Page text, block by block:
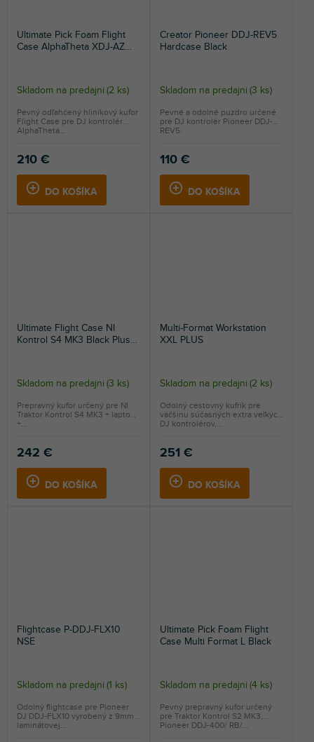
Ultimate Pick Foam Flight
Case AlphaTheta XDJ-AZ
Skladom na predajni (2 ks)
210 €
DO KOŠÍKA
Pevný odľahčený hliníkový kufor
Flight Case pre DJ kontrolér
AlphaTheta...
Creator Pioneer DDJ-REV5
Hardcase Black
Skladom na predajni (3 ks)
110 €
DO KOŠÍKA
Pevné a odolné puzdro určené
pre DJ kontrolér Pioneer DDJ-
REV5.
Ultimate Flight Case NI
Kontrol S4 MK3 Black Plus
Skladom na predajni (3 ks)
242 €
DO KOŠÍKA
Prepravný kufor určený pre NI
Traktor Kontrol S4 MK3 + laptop
+...
Multi-Format Workstation
XXL PLUS
Skladom na predajni (2 ks)
251 €
DO KOŠÍKA
Odolný cestovný kufrík pre
väčšinu súčasných extra veľkých
DJ kontrolérov,...
Flightcase P-DDJ-FLX10
NSE
Skladom na predajni (1 ks)
Odolný flightcase pre Pioneer
DJ DDJ-FLX10 vyrobený z 9mm
laminátovej...
Ultimate Pick Foam Flight
Case Multi Format L Black
Skladom na predajni (4 ks)
Pevný prepravný kufor určený
pre Traktor Kontrol S2 MK3,
Pioneer DDJ-400/ RB/...